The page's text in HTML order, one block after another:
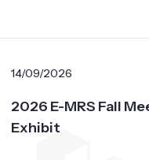
14/09/2026
2026 E-MRS Fall
Exhibit